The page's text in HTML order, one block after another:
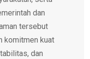
dan
tersebut
komitmen kuat
dan